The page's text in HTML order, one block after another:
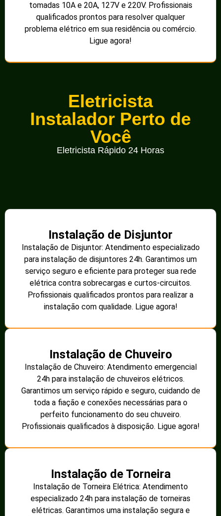
tomadas 10A e 20A, 127V e 220V. Profissionais
qualificados prontos para resolver qualquer
problema elétrico em sua residência ou comércio.
Ligue agora!
Eletricista
Instalador Perto de
Você
Eletricista Rápido 24 Horas
Instalação de Disjuntor
Instalação de Disjuntor: Atendimento especializado
para instalação de disjuntores 24h. Garantimos um
serviço seguro e eficiente para proteger sua rede
elétrica contra sobrecargas e curtos-circuitos.
Profissionais qualificados prontos para realizar a
instalação com qualidade. Ligue agora!
Instalação de Chuveiro
Instalação de Chuveiro: Atendimento emergencial
24h para instalação de chuveiros elétricos.
Garantimos um serviço rápido e seguro, cuidando de
toda a fiação e conexões necessárias para o
perfeito funcionamento do seu chuveiro.
Profissionais qualificados à disposição. Ligue agora!
Instalação de Torneira
Instalação de Torneira Elétrica: Atendimento
especializado 24h para instalação de torneiras
elétricas. Garantimos uma instalação segura e